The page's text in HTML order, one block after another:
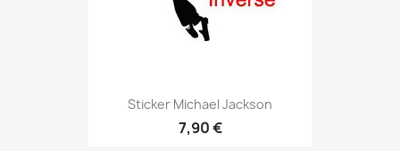
Sticker Michael Jackson
7,90 €